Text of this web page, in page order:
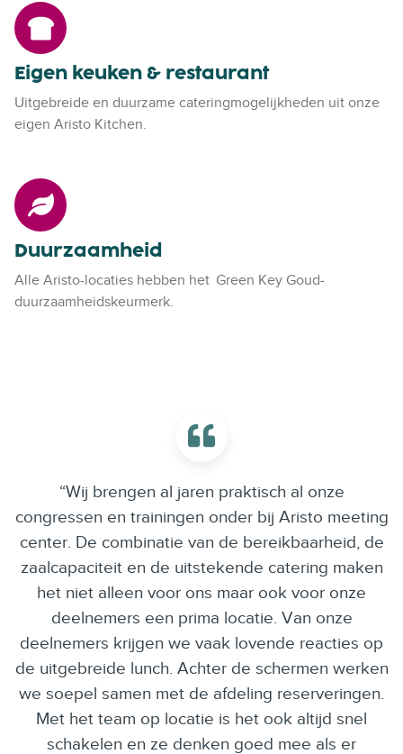
a
c
t
e
v
o
o
r
w
d
e
n
Eigen keuken & restaurant
Uitgebreide en duurzame cateringmogelijkheden uit onze
eigen Aristo Kitchen.
E
i
e
n
k
k
e
n
&
r
e
Duurzaamheid
Alle Aristo-locaties hebben het Green Key Goud-
duurzaamheidskeurmerk.
D
u
r
z
a
“Wij brengen al jaren praktisch al onze
congressen en trainingen onder bij Aristo meeting
center. De combinatie van de bereikbaarheid, de
zaalcapaciteit en de uitstekende catering maken
het niet alleen voor ons maar ook voor onze
deelnemers een prima locatie. Van onze
deelnemers krijgen we vaak lovende reacties op
de uitgebreide lunch. Achter de schermen werken
we soepel samen met de afdeling reserveringen.
Met het team op locatie is het ook altijd snel
schakelen en ze denken goed mee als er